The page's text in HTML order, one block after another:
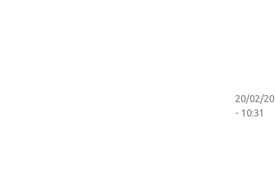
20/02/
- 10:31